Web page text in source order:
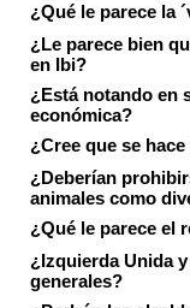
¿Qué le parece la
¿Le parece bien
en Ibi?
¿Está notando en
económica?
¿Cree que se
¿Deberían
animales como
¿Qué le parece el
¿Izquierda Unida
generales?